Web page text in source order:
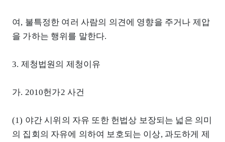
여, 불특정한 여러 사람의 의견에 영향을 주거나 제압
을 가하는 행위를 말한다.
3. 제청법원의 제청이유
가. 2010헌가2 사건
(1) 야간 시위의 자유 또한 헌법상 보장되는 넓은 의미
의 집회의 자유에 의하여 보호되는 이상, 과도하게 제